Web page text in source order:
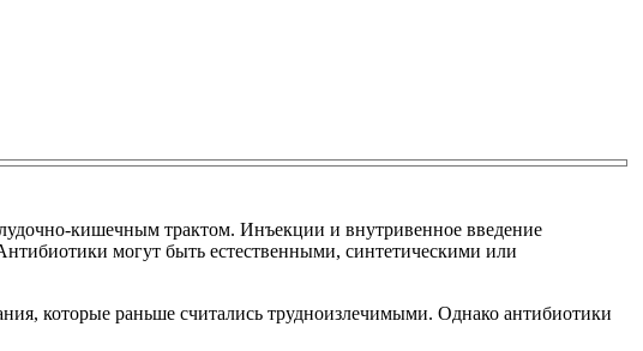
кишечным трактом. Инъекции и внутривенное введение
могут быть естественными, синтетическими или
которые раньше считались трудноизлечимыми. Однако антибиотики